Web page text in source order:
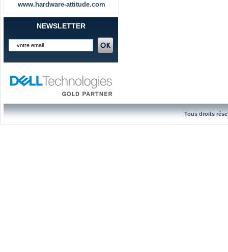
www.hardware-attitude.com
NEWSLETTER
Tous droits